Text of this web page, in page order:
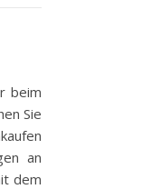
beim
Sie
an
dem